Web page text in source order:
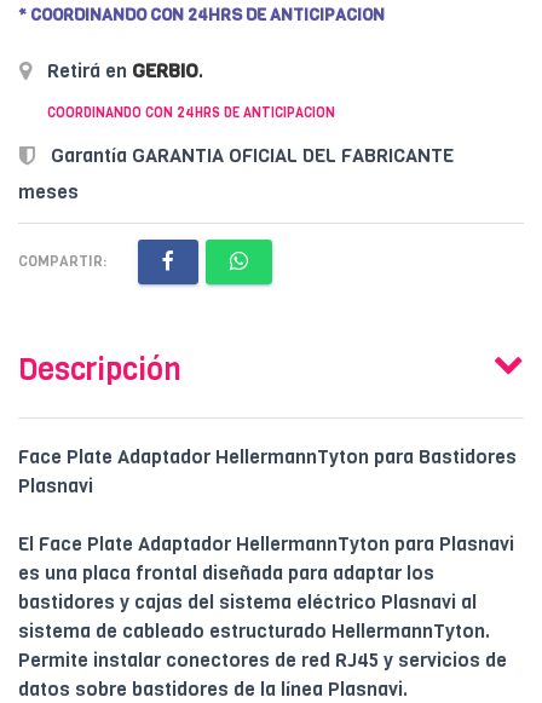
* COORDINANDO CON 24HRS DE ANTICIPACION
Retirá en GERBIO.
COORDINANDO CON 24HRS DE ANTICIPACION
Garantía GARANTIA OFICIAL DEL FABRICANTE
meses
COMPARTIR:
Descripción
Face Plate Adaptador HellermannTyton para Bastidores
Plasnavi
El Face Plate Adaptador HellermannTyton para Plasnavi
es una placa frontal diseñada para adaptar los
bastidores y cajas del sistema eléctrico Plasnavi al
sistema de cableado estructurado HellermannTyton.
Permite instalar conectores de red RJ45 y servicios de
datos sobre bastidores de la línea Plasnavi.